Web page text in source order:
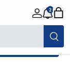
2
Akvaryum
satıcısıdır.